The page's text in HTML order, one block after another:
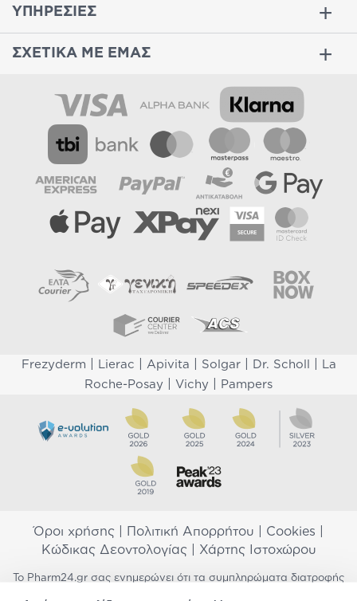
ΥΠΗΡΕΣΙΕΣ
ΣΧΕΤΙΚΑ ΜΕ ΕΜΑΣ
Frezyderm Lierac Apivita Solgar| Dr. Scholl
La
Roche-Posay
Vichy Pampers
Όροι χρήσης Πολιτική Απορρήτου Cookies
Κώδικας Δεοντολογίας| Χάρτης Ιστοχώρου
Το Pharm24.gr σας ενημερώνει ότι τα συμπληρώματα διατροφής